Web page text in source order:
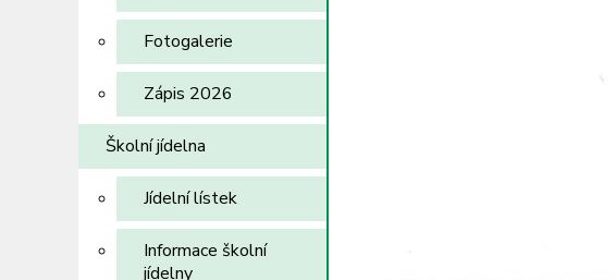
Fotogalerie
Zápis 2026
Školní jídelna
Jídelní lístek
Informace školní
jídelny